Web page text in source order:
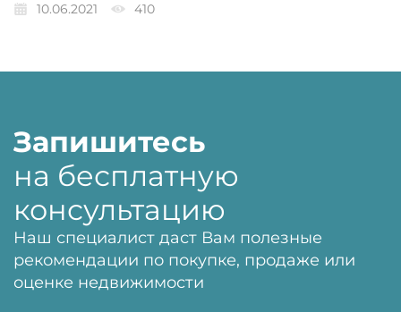
10.06.2021 410
Запишитесь
на бесплатную
консультацию
Наш специалист даст Вам полезные
рекомендации по покупке, продаже или
оценке недвижимости